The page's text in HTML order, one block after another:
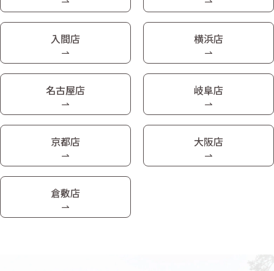
入間店 横浜店
名古屋店 岐阜店
京都店 大阪店
倉敷店